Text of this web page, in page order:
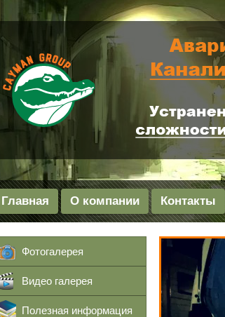
Главная О компании Контакты
Фотогалерея
Видео галерея
Полезная информация